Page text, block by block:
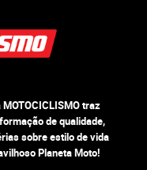
traz
de qualidade,
sobre estilo de vida
Planeta Moto!